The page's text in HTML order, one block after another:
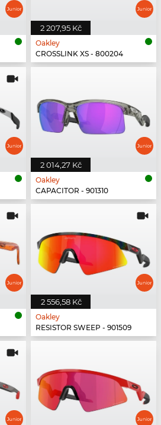
2 207,95 Kč
Oakley
CROSSLINK XS - 800204
2 014,27 Kč
Oakley
CAPACITOR - 901310
2 556,58 Kč
Oakley
RESISTOR SWEEP - 901509